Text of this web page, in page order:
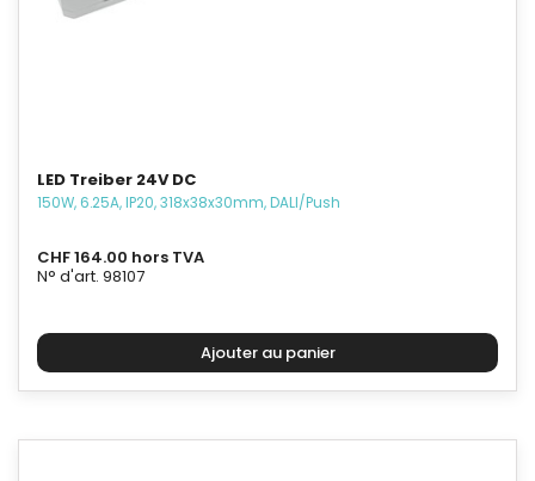
LED Treiber 24V DC
150W, 6.25A, IP20, 318x38x30mm, DALI/Push
CHF 164.00 hors TVA
N° d'art. 98107